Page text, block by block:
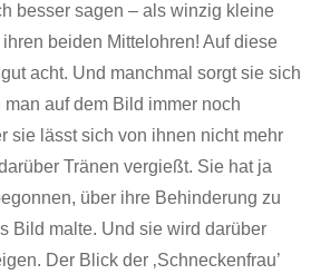
besser sagen – als winzig kleine
beiden Mittelohren! Auf diese
acht. Und manchmal sorgt sie sich
auf dem Bild immer noch
sie lässt sich von ihnen nicht mehr
Tränen vergießt. Sie hat ja
über ihre Behinderung zu
Bild malte. Und sie wird darüber
Der Blick der ‚Schneckenfrau’